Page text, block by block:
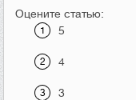
Оцените статью:
5
4
3